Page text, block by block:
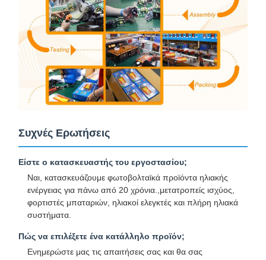
Συχνές Ερωτήσεις
Είστε ο κατασκευαστής του εργοστασίου;
Ναι, κατασκευάζουμε φωτοβολταϊκά προϊόντα ηλιακής
ενέργειας για πάνω από 20 χρόνια.,μετατροπείς ισχύος,
φορτιστές μπαταριών, ηλιακοί ελεγκτές και πλήρη ηλιακά
συστήματα.
Πώς να επιλέξετε ένα κατάλληλο προϊόν;
Ενημερώστε μας τις απαιτήσεις σας και θα σας